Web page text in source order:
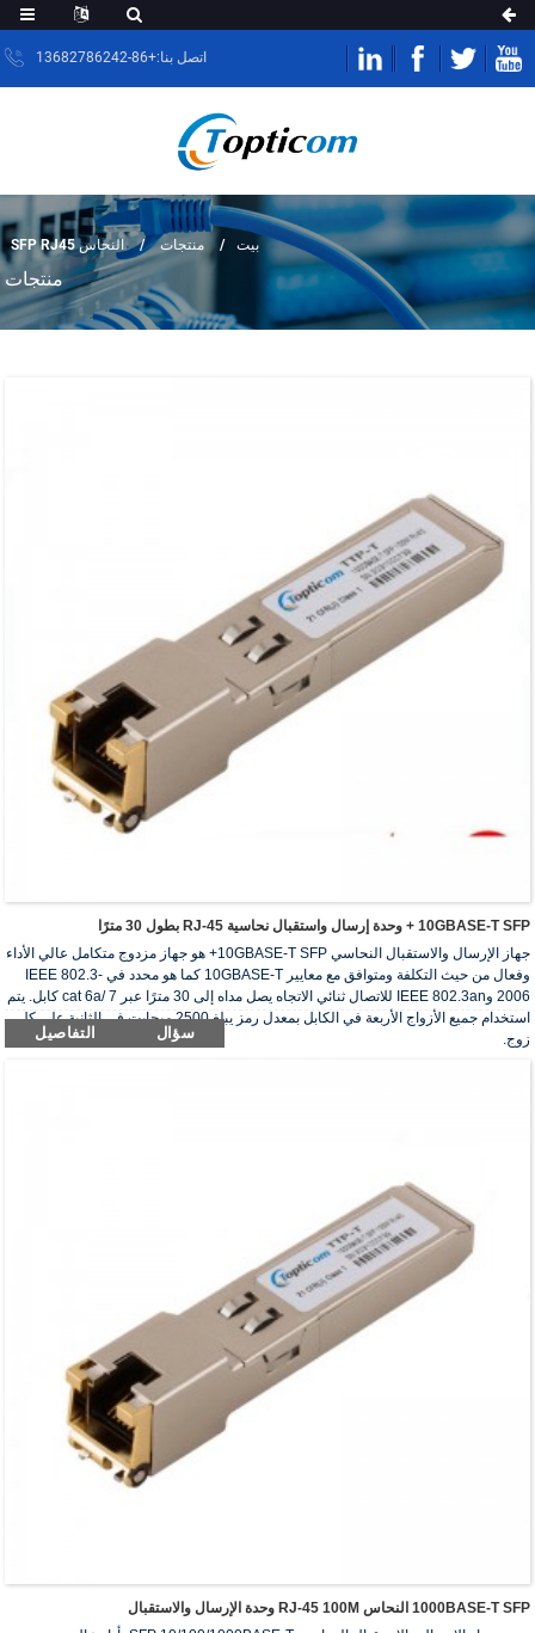
اتصل بنا:+86-13682786242
بيت منتجات النحاس SFP RJ45
منتجات
10GBASE-T SFP + وحدة إرسال واستقبال نحاسية RJ-45 بطول 30 مترًا
جهاز الإرسال والاستقبال النحاسي 10GBASE-T SFP+ هو جهاز مزدوج متكامل عالي الأداء
وفعال من حيث التكلفة ومتوافق مع معايير 10GBASE-T كما هو محدد في IEEE 802.3-
2006 وIEEE 802.3an للاتصال ثنائي الاتجاه يصل مداه إلى 30 مترًا عبر cat 6a/ 7 كابل. يتم
استخدام جميع الأزواج الأربعة في الكابل بمعدل رمز يبلغ 2500 ميجابت في الثانية على كل
زوج.
سؤال التفاصيل
1000BASE-T SFP النحاس RJ-45 100M وحدة الإرسال والاستقبال